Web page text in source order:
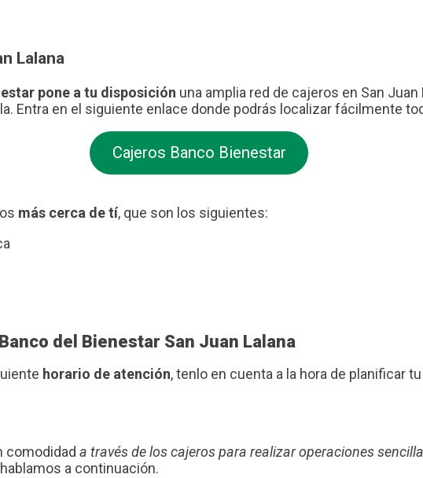
Lalana
pone a tu disposición una amplia red de cajeros en San
Entra en el siguiente enlace donde podrás localizar fácilmente
Cajeros Banco Bienestar
más cerca de tí, que son los siguientes:
del Bienestar San Juan Lalana
horario de atención, tenlo en cuenta a la hora de planificar
comodidad a través de los cajeros para realizar operaciones
a continuación.